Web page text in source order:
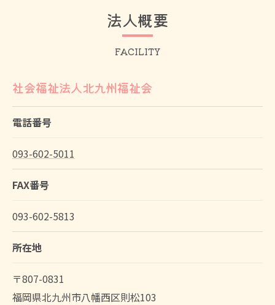
法人概要
FACILITY
社会福祉法人北九州福祉会
電話番号
093-602-5011
FAX番号
093-602-5813
所在地
〒807-0831
福岡県北九州市八幡西区則松103